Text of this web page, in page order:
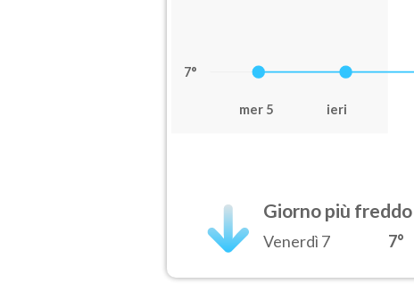
7°
mer 5 ieri
Giorno più freddo
Venerdì 7 7°